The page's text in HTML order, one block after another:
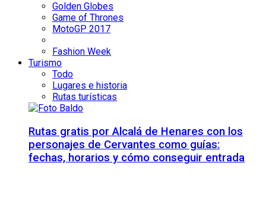
Golden Globes
Game of Thrones
MotoGP 2017
Fashion Week
Turismo
Todo
Lugares e historia
Rutas turísticas
Rutas gratis por Alcalá de Henares con los
personajes de Cervantes como guías:
fechas, horarios y cómo conseguir entrada